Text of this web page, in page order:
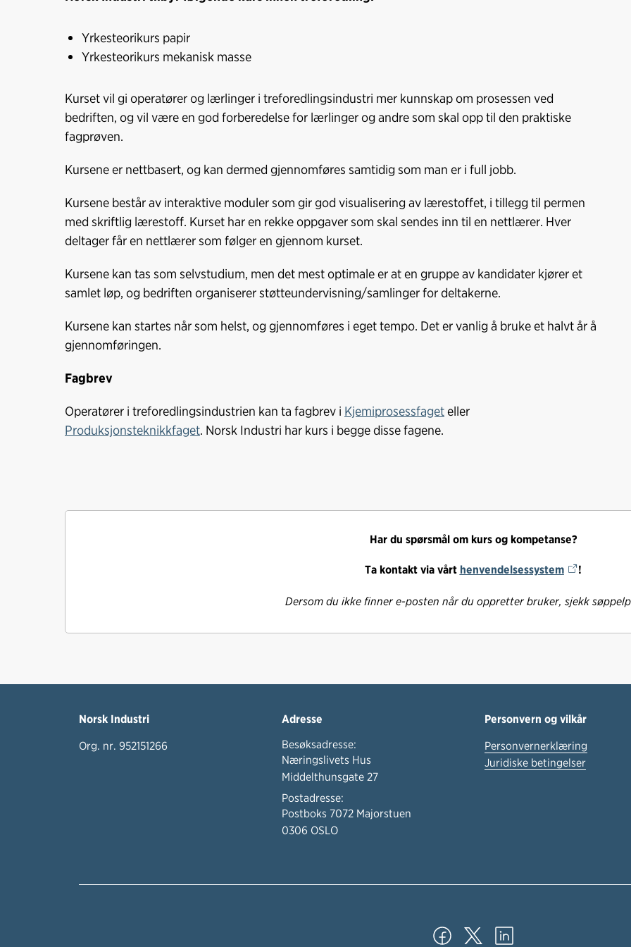
Yrkesteorikurs papir
Yrkesteorikurs mekanisk masse
Kurset vil gi operatører og lærlinger i treforedlingsindustri mer kunnskap om prosessen ved
bedriften, og vil være en god forberedelse for lærlinger og andre som skal opp til den praktiske
fagprøven.
Kursene er nettbasert, og kan dermed gjennomføres samtidig som man er i full jobb.
Kursene består av interaktive moduler som gir god visualisering av lærestoffet, i tillegg til permen
med skriftlig lærestoff. Kurset har en rekke oppgaver som skal sendes inn til en nettlærer. Hver
deltager får en nettlærer som følger en gjennom kurset.
Kursene kan tas som selvstudium, men det mest optimale er at en gruppe av kandidater kjører et
samlet løp, og bedriften organiserer støtteundervisning/samlinger for deltakerne.
Kursene kan startes når som helst, og gjennomføres i eget tempo. Det er vanlig å bruke et halvt år å
gjennomføringen.
Fagbrev
Operatører i treforedlingsindustrien kan ta fagbrev i Kjemiprosessfageteller
Produksjonsteknikkfaget. Norsk Industri har kurs i begge disse fagene.
Har du spørsmål om kurs og kompetanse?
Ta kontakt via vårt henvendelsessystem !
Dersom du ikke finner e-posten når du oppretter bruker, sjekk
Norsk Industri
Org. nr. 952151266
Adresse
Besøksadresse:
Næringslivets Hus
Middelthunsgate 27
Postadresse:
Postboks 7072 Majorstuen
0306 OSLO
Personvern og vilkår
Personvernerklæring
Juridiske betingelser